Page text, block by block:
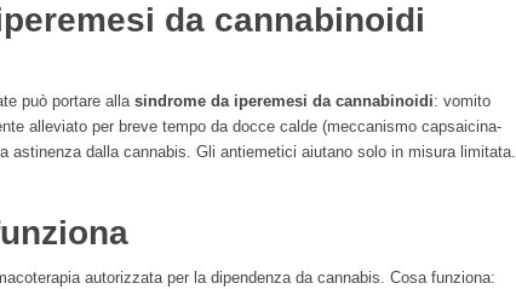
da cannabinoidi
può portare alla sindrome da iperemesi da cannabinoidi: vomito
alleviato per breve tempo da docce calde (meccanismo capsaicina-
astinenza dalla cannabis. Gli antiemetici aiutano solo in misura limitata.
autorizzata per la dipendenza da cannabis. Cosa funziona: